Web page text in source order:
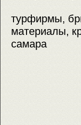
турфирмы,
материалы,
самара